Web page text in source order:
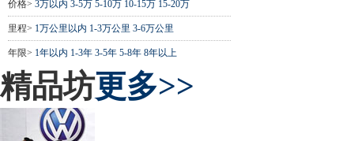
价格> 3万以内 3-5万 5-10万 10-15万 15-20万
里程> 1万公里以内 1-3万公里 3-6万公里
年限> 1年以内 1-3年 3-5年 5-8年 8年以上
精品坊更多>>